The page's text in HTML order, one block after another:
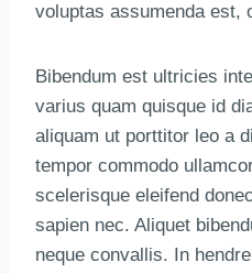
voluptas assumenda est,
Bibendum est ultricies
varius quam quisque id
aliquam ut porttitor leo a
tempor commodo
scelerisque eleifend
sapien nec. Aliquet
neque convallis. In